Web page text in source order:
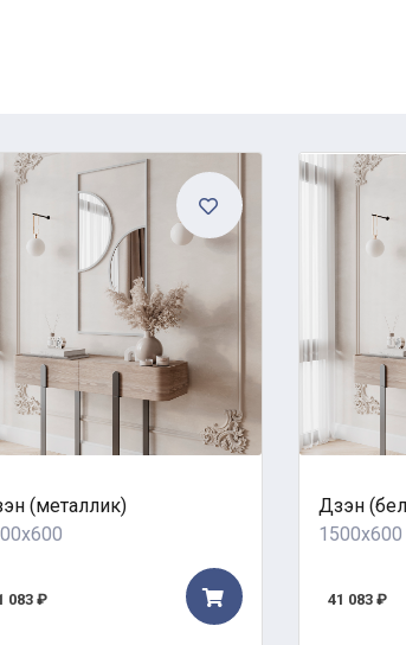
(металлик)
083 ₽
Дзэн
1500x600
41 083 ₽